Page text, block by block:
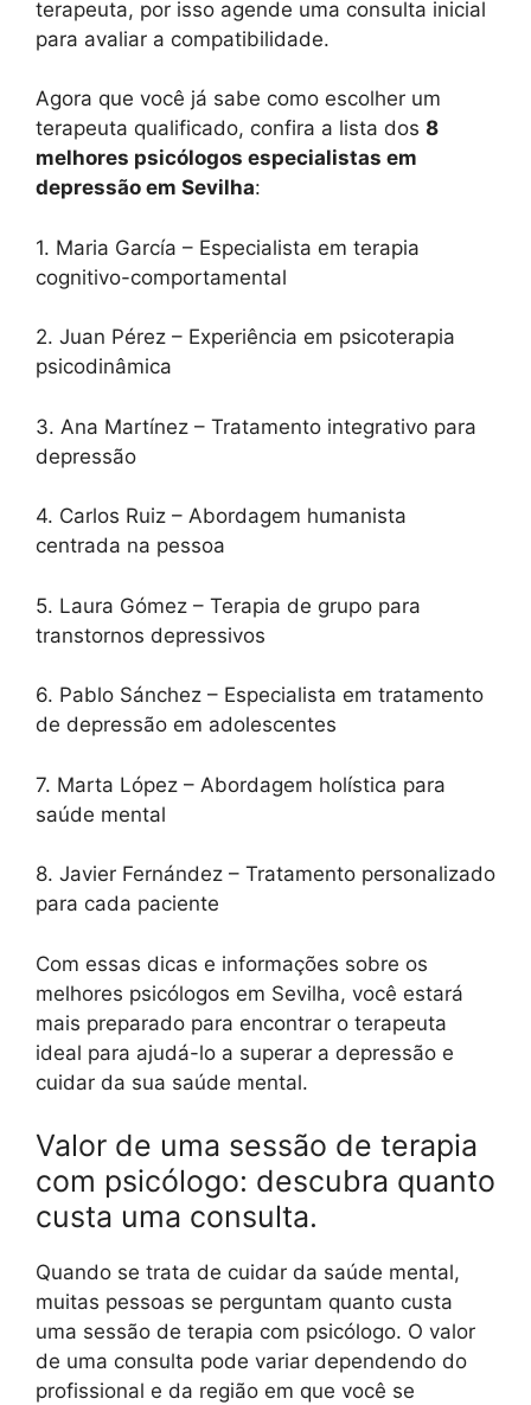
terapeuta, por isso agende uma consulta inicial
para avaliar a compatibilidade.
Agora que você já sabe como escolher um
terapeuta qualificado, confira a lista dos 8
melhores psicólogos especialistas em
depressão em Sevilha:
1. Maria García – Especialista em terapia
cognitivo-comportamental
2. Juan Pérez – Experiência em psicoterapia
psicodinâmica
3. Ana Martínez – Tratamento integrativo para
depressão
4. Carlos Ruiz – Abordagem humanista
centrada na pessoa
5. Laura Gómez – Terapia de grupo para
transtornos depressivos
6. Pablo Sánchez – Especialista em tratamento
de depressão em adolescentes
7. Marta López – Abordagem holística para
saúde mental
8. Javier Fernández – Tratamento personalizado
para cada paciente
Com essas dicas e informações sobre os
melhores psicólogos em Sevilha, você estará
mais preparado para encontrar o terapeuta
ideal para ajudá-lo a superar a depressão e
cuidar da sua saúde mental.
Valor de uma sessão de terapia
com psicólogo: descubra quanto
custa uma consulta.
Quando se trata de cuidar da saúde mental,
muitas pessoas se perguntam quanto custa
uma sessão de terapia com psicólogo. O valor
de uma consulta pode variar dependendo do
profissional e da região em que você se